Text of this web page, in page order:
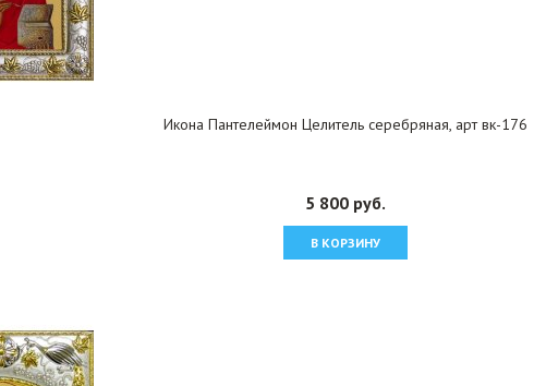
Икона Пантелеймон Целитель серебряная, арт вк-176
5 800 руб.
В КОРЗИНУ